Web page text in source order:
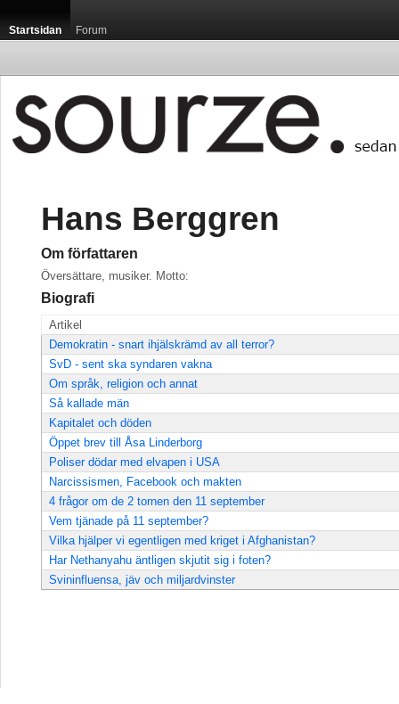
Startsidan Forum
Hans Berggren
Om författaren
Översättare, musiker. Motto:
Biografi
Artikel
Demokratin - snart ihjälskrämd av all terror?
SvD - sent ska syndaren vakna
Om språk, religion och annat
Så kallade män
Kapitalet och döden
Öppet brev till Åsa Linderborg
Poliser dödar med elvapen i USA
Narcissismen, Facebook och makten
4 frågor om de 2 tornen den 11 september
Vem tjänade på 11 september?
Vilka hjälper vi egentligen med kriget i Afghanistan?
Har Nethanyahu äntligen skjutit sig i foten?
Svininfluensa, jäv och miljardvinster